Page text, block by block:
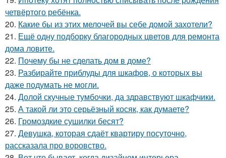
четвёртого ребёнка.
20. Какие бы из этих мелочей вы себе домой захотели?
21. Ещё одну подборку благородных цветов для ремонта
дома ловите.
22. Почему бы не сделать дом в доме?
23. Разбирайте приблуды для шкафов, о которых вы
даже подумать не могли.
24. Долой скучные тумбочки, да здравствуют шкафчики.
25. А такой ли это серьёзный косяк, как думаете?
26. Громоздкие сушилки бесят?
27. Девушка, которая сдаёт квартиру посуточно,
рассказала про воровство.